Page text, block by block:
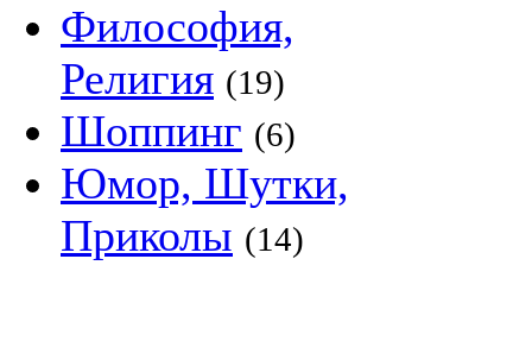
Философия,
Религия (19)
Шоппинг (6)
Юмор, Шутки,
Приколы (14)